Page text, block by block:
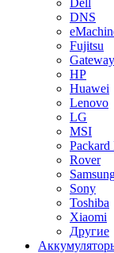
Dell
DNS
Fujitsu
Gateway
HP
Huawei
Lenovo
LG
MSI
Packard
Rover
Sony
Toshiba
Xiaomi
Другие